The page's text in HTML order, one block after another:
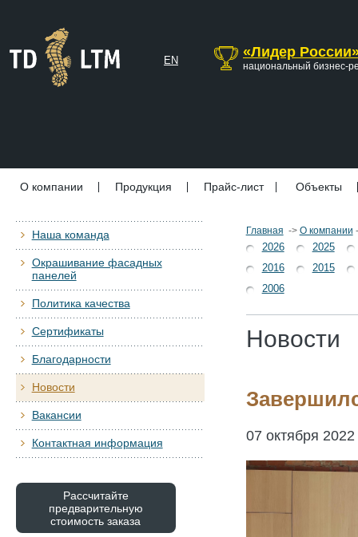
EN
«Лидер
национальный бизнес-
О компании Продукция Прайс-лист Объекты
Главная -> О компании
2026
2025
2016
2015
2006
Новости
07 октября 2022
Наша команда
Окрашивание фасадных
панелей
Политика качества
Сертификаты
Благодарности
Новости
Вакансии
Контактная информация
Рассчитайте
предварительную
стоимость заказа